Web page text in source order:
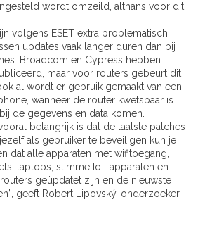
wordt omzeild, althans voor dit
volgens ESET extra problematisch,
updates vaak langer duren dan bij
Broadcom en Cypress hebben
maar voor routers gebeurt dit
al wordt er gebruik gemaakt van een
wanneer de router kwetsbaar is
de gegevens en data komen.
belangrijk is dat de laatste patches
als gebruiker te beveiligen kun je
dat alle apparaten met wifitoegang,
laptops, slimme IoT-apparaten en
geüpdatet zijn en de nieuwste
geeft Robert Lipovský, onderzoeker